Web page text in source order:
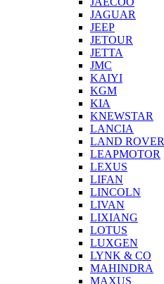
JAGUAR
JEEP
JETOUR
JETTA
JMC
KAIYI
KGM
KIA
KNEWSTAR
LANCIA
LAND ROVER
LEAPMOTOR
LEXUS
LIFAN
LINCOLN
LIVAN
LIXIANG
LOTUS
LUXGEN
LYNK & CO
MAHINDRA
MAXUS